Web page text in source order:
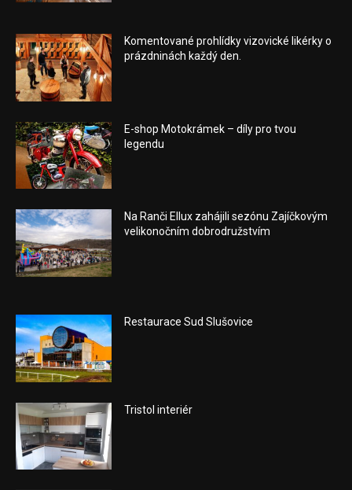
Komentované prohlídky vizovické likérky o
prázdninách každý den.
E-shop Motokrámek – díly pro tvou
legendu
Na Ranči Ellux zahájili sezónu Zajíčkovým
velikonočním dobrodružstvím
Restaurace Sud Slušovice
Tristol interiér